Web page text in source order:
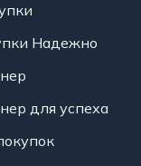
Надежно
для успеха